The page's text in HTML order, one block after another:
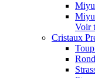
Voir
Cristaux